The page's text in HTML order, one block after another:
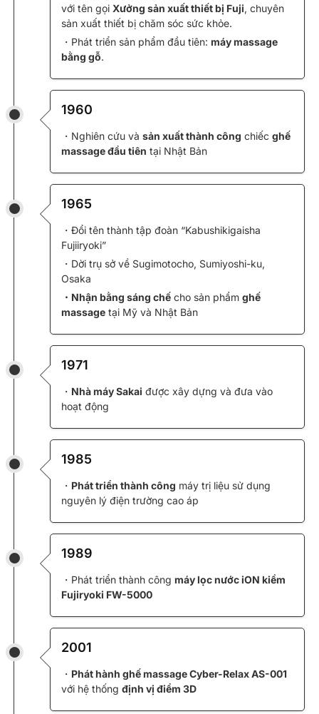
với tên gọi Xưởng sản xuất thiết bị Fuji, chuyên
sản xuất thiết bị chăm sóc sức khỏe.
・Phát triển sản phẩm đầu tiên: máy massage
bằng gỗ.
1960
・Nghiên cứu và sản xuất thành công chiếc ghế
massage đầu tiên tại Nhật Bản
1965
・Đổi tên thành tập đoàn “Kabushikigaisha
Fujiiryoki”
・Dời trụ sở về Sugimotocho, Sumiyoshi-ku,
Osaka
・Nhận bằng sáng chế cho sản phẩm ghế
massage tại Mỹ và Nhật Bản
1971
・ Nhà máy Sakai được xây dựng và đưa vào
hoạt động
1985
・ Phát triển thành công máy trị liệu sử dụng
nguyên lý điện trường cao áp
1989
・Phát triển thành công máy lọc nước iON kiềm
Fujiryoki FW-5000
2001
・ Phát hành ghế massage Cyber-Relax AS-001
với hệ thống định vị điểm 3D